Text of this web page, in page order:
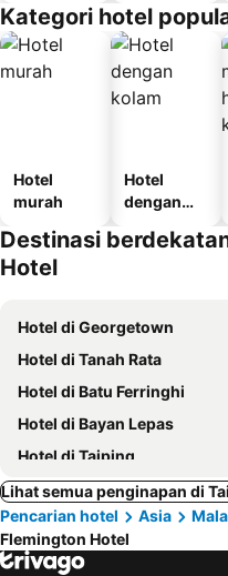
Kategori hotel
Hotel
murah
Hotel
dengan
Destinasi
Hotel
Hotel di Georgetown
Hotel di Tanah Rata
Hotel di Batu Ferringhi
Hotel di Bayan Lepas
Hotel di Taiping
Lihat semua penginapan di
Pencarian hotel
Asia
Flemington Hotel